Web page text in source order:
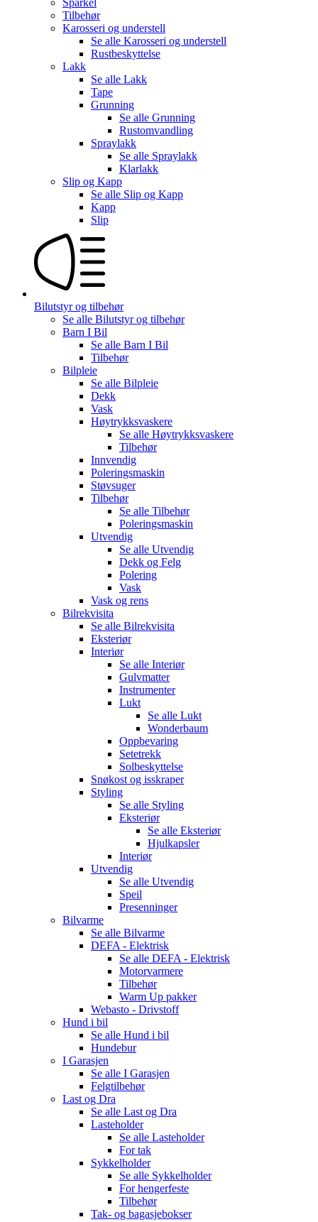
Tilbehør
Karosseri og understell
Se alle Karosseri og understell
Rustbeskyttelse
Lakk
Se alle Lakk
Tape
Grunning
Se alle Grunning
Rustomvandling
Spraylakk
Se alle Spraylakk
Klarlakk
Slip og Kapp
Se alle Slip og Kapp
Kapp
Slip
Bilutstyr og tilbehør
Se alle Bilutstyr og tilbehør
Barn I Bil
Se alle Barn I Bil
Tilbehør
Bilpleie
Se alle Bilpleie
Dekk
Vask
Høytrykksvaskere
Se alle Høytrykksvaskere
Tilbehør
Innvendig
Poleringsmaskin
Støvsuger
Tilbehør
Se alle Tilbehør
Poleringsmaskin
Utvendig
Se alle Utvendig
Dekk og Felg
Polering
Vask
Vask og rens
Bilrekvisita
Se alle Bilrekvisita
Eksteriør
Interiør
Se alle Interiør
Gulvmatter
Instrumenter
Lukt
Se alle Lukt
Wonderbaum
Oppbevaring
Setetrekk
Solbeskyttelse
Snøkost og isskraper
Styling
Se alle Styling
Eksteriør
Se alle Eksteriør
Hjulkapsler
Interiør
Utvendig
Se alle Utvendig
Speil
Presenninger
Bilvarme
Se alle Bilvarme
DEFA - Elektrisk
Se alle DEFA - Elektrisk
Motorvarmere
Tilbehør
Warm Up pakker
Webasto - Drivstoff
Hund i bil
Se alle Hund i bil
Hundebur
I Garasjen
Se alle I Garasjen
Felgtilbehør
Last og Dra
Se alle Last og Dra
Lasteholder
Se alle Lasteholder
For tak
Sykkelholder
Se alle Sykkelholder
For hengerfeste
Tilbehør
Tak- og bagasjebokser